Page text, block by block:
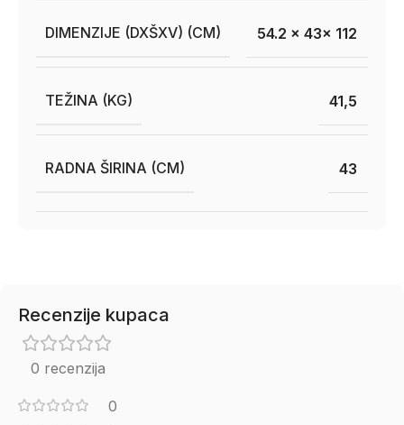
DIMENZIJE (DXŠXV) (CM) 54.2 x 43x 112
TEŽINA (KG) 41,5
RADNA ŠIRINA (CM) 43
Recenzije kupaca
0 recenzija
0